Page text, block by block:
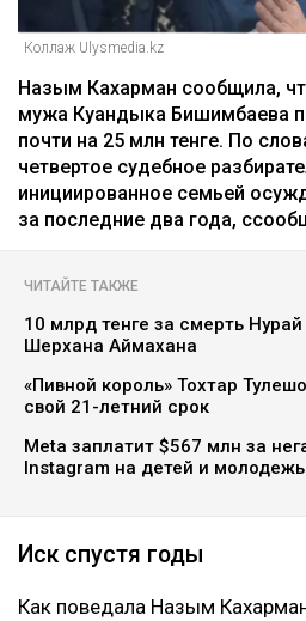
Коллаж Ulysmedia.kz
Назым Кахарман сообщила,
мужа Куандыка Бишимбаева
почти на 25 млн тенге. По
четвертое судебное
инициированное семьей
за последние два года,
ЧИТАЙТЕ ТАКЖЕ
10 млрд тенге за смерть
Шерхана Аймахана
«Пивной король» Тохтар
свой 21-летний срок
Meta заплатит $567 млн за
Instagram на детей и молодежь
Иск спустя годы
Как поведала Назым